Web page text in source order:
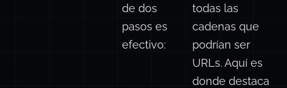
texto sin
procesar,
un enfoque
URL: Extender
una red amplia
para atrapar
todas las
cadenas que